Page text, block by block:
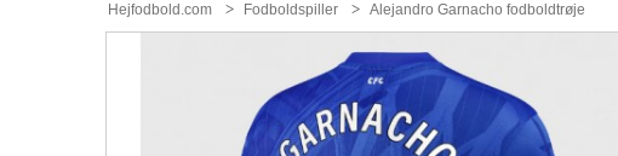
Hejfodbold.com Fodboldspiller Alejandro Garnacho fodboldtrøje